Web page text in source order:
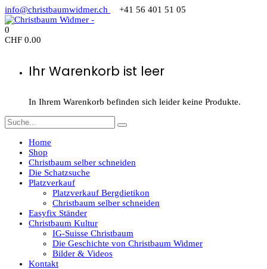
info@christbaumwidmer.ch +41 56 401 51 05
0
CHF 0.00
Ihr Warenkorb ist leer
In Ihrem Warenkorb befinden sich leider keine Produkte.
Home
Shop
Christbaum selber schneiden
Die Schatzsuche
Platzverkauf
Platzverkauf Bergdietikon
Christbaum selber schneiden
Easyfix Ständer
Christbaum Kultur
IG-Suisse Christbaum
Die Geschichte von Christbaum Widmer
Bilder & Videos
Kontakt